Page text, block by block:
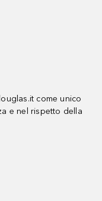
come unico
e nel rispetto della